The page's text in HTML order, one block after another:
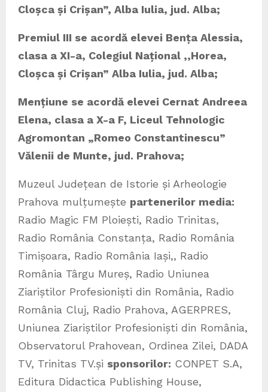
Cloșca și Crișan”, Alba Iulia, jud. Alba;
Premiul III se acordă elevei Bența Alessia,
clasa a XI-a, Colegiul Național ,,Horea,
Cloșca și Crișan” Alba Iulia, jud. Alba;
Mențiune se acordăelevei Cernat Andreea
Elena, clasa a X-a F, Liceul Tehnologic
Agromontan „Romeo Constantinescu”
Vălenii de Munte, jud. Prahova;
Muzeul Județean de Istorie și Arheologie
Prahova mulțumește partenerilor media:
Radio Magic FM Ploiești, Radio Trinitas,
Radio România Constanța, Radio România
Timișoara, Radio România Iași,, Radio
România Târgu Mureș, Radio Uniunea
Ziariștilor Profesioniști din România, Radio
România Cluj, Radio Prahova, AGERPRES,
Uniunea Ziariștilor Profesioniști din România,
Observatorul Prahovean, Ordinea Zilei, DADA
TV, Trinitas TV.și sponsorilor: CONPET S.A,
Editura Didactica Publishing House,